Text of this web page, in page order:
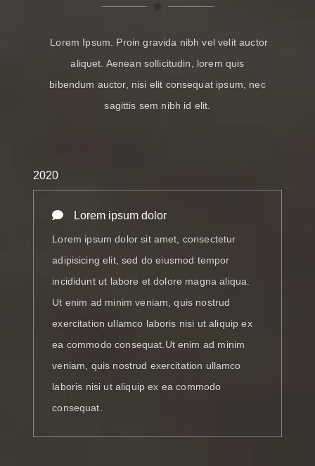
Lorem Ipsum. Proin gravida nibh vel velit auctor
aliquet. Aenean sollicitudin, lorem quis
bibendum auctor, nisi elit consequat ipsum, nec
sagittis sem nibh id elit.
Lorem ipsum dolor
Lorem ipsum dolor sit amet, consectetur
adipisicing elit, sed do eiusmod tempor
incididunt ut labore et dolore magna aliqua.
Ut enim ad minim veniam, quis nostrud
exercitation ullamco laboris nisi ut aliquip ex
ea commodo consequat.Ut enim ad minim
veniam, quis nostrud exercitation ullamco
laboris nisi ut aliquip ex ea commodo
consequat.
2020